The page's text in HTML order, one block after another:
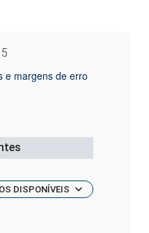
e margens de erro
DISPONÍVEIS